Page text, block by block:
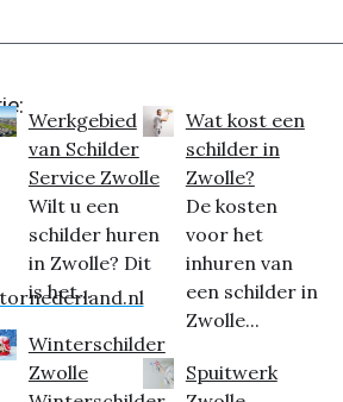
Werkgebied
van Schilder
Service Zwolle
Wilt u een
schilder huren
in Zwolle? Dit
is het...
Winterschilder
Zwolle
Wat kost een
schilder in
Zwolle?
De kosten
voor het
inhuren van
een schilder in
Zwolle...
Spuitwerk